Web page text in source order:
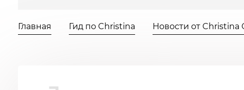
Главная Гид по Christina Новости от Christina